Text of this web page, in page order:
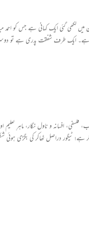
زبان میں لکھی گئی ایک کہانی ہے جس
ہے۔ ایک طرف شفقت پدری ہے تو
افسانہ و ناول نگار، ماہرِ تعلیم
ہے؛ ٹیگور دراصل ٹھاکر کی بگڑی
بنگالی تحریروں کے انگریزی تراجم
اثرات مرتب ہوئے۔ ان کی نظموں،
فہیم انور جیسے مترجمین نے اس سلسلے
چند، جوش ملیح آبادی، مجنوں